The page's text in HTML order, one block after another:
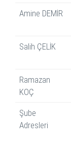
Amine DEMİR
Salih ÇELİK
Ramazan
KOÇ
Şube
Adresleri